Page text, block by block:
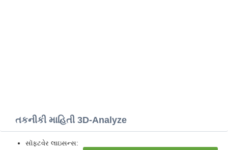
તકનીકી માહિતી 3D-Analyze
સૉફ્ટવેર લાઇસન્સ: